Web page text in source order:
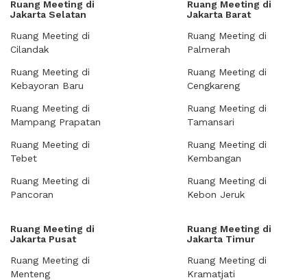
Ruang Meeting di
Jakarta Selatan
Ruang Meeting di
Cilandak
Ruang Meeting di
Kebayoran Baru
Ruang Meeting di
Mampang Prapatan
Ruang Meeting di
Tebet
Ruang Meeting di
Pancoran
Ruang Meeting di
Jakarta Barat
Ruang Meeting di
Palmerah
Ruang Meeting di
Cengkareng
Ruang Meeting di
Tamansari
Ruang Meeting di
Kembangan
Ruang Meeting di
Kebon Jeruk
Ruang Meeting di
Jakarta Pusat
Ruang Meeting di
Menteng
Ruang Meeting di
Jakarta Timur
Ruang Meeting di
Kramatjati